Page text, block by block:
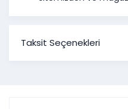
Taksit Seçenekleri